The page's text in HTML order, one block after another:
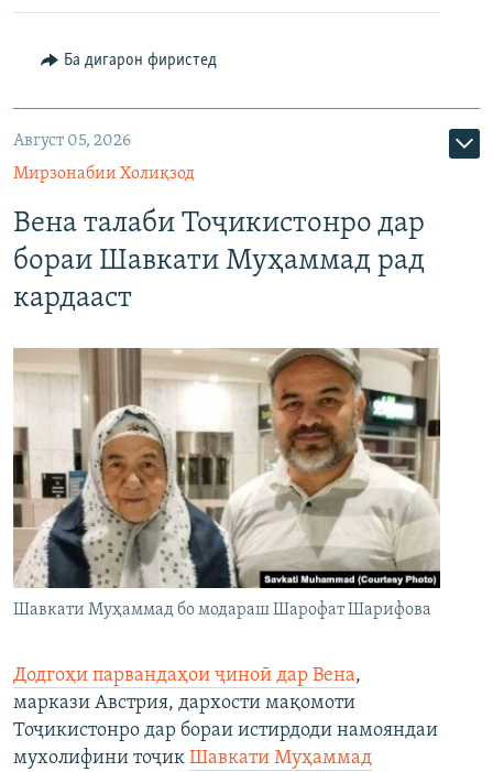
Ба дигарон фиристед
Август 05, 2026
Мирзонабии Холиқзод
Вена талаби Тоҷикистонро дар
бораи Шавкати Муҳаммад рад
кардааст
Шавкати Муҳаммад бо модараш Шарофат Шарифова
Додгоҳи парвандаҳои ҷиноӣ дар Вена,
маркази Австрия, дархости мақомоти
Тоҷикистонро дар бораи истирдоди намояндаи
мухолифини тоҷик Шавкати Муҳаммад